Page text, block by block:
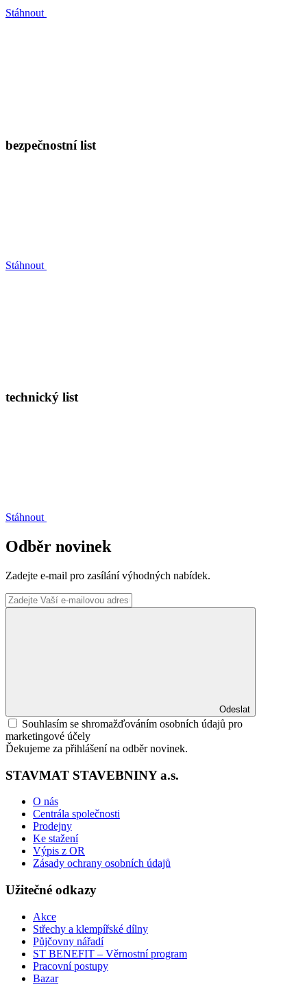
Stáhnout
bezpečnostní list
Stáhnout
technický list
Stáhnout
Odběr novinek
Zadejte e-mail pro zasílání výhodných nabídek.
Odeslat
Souhlasím se shromažďováním osobních údajů pro
marketingové účely
Ďekujeme za přihlášení na odběr novinek.
STAVMAT STAVEBNINY a.s.
O nás
Centrála společnosti
Prodejny
Ke stažení
Výpis z OR
Zásady ochrany osobních údajů
Užitečné odkazy
Akce
Střechy a klempířské dílny
Půjčovny nářadí
ST BENEFIT – Věrnostní program
Pracovní postupy
Bazar